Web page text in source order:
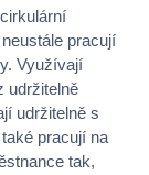
pracují
Využívají
udržitelně
udržitelně s
pracují na
tak,